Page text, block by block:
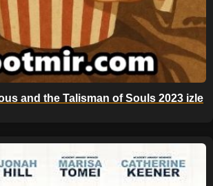
and the Talisman of Souls 2023 izle